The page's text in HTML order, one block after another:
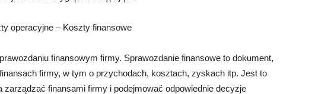
operacyjne – Koszty finansowe
finansowym firmy. Sprawozdanie finansowe to dokument,
firmy, w tym o przychodach, kosztach, zyskach itp. Jest to
zarządzać finansami firmy i podejmować odpowiednie decyzje